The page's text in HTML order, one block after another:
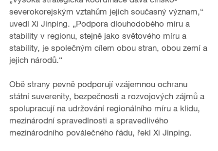
severokorejským vztahům jejich současný význam,“
uvedl Xi Jinping. „Podpora dlouhodobého míru a
stability v regionu, stejně jako světového míru a
stability, je společným cílem obou stran, obou zemí a
jejich národů.“
Obě strany pevně podporují vzájemnou ochranu
státní suverenity, bezpečnosti a rozvojových zájmů a
spolupracují na udržování regionálního míru a klidu,
mezinárodní spravedlnosti a spravedlivého
mezinárodního poválečného řádu, řekl Xi Jinping.